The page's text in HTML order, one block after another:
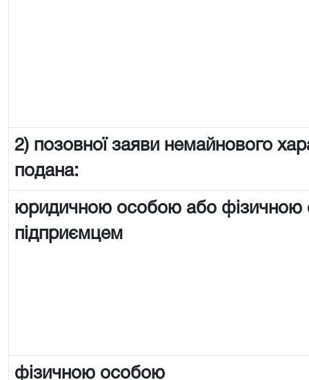
2) позовної заяви немайнового
подана:
юридичною особою або
підприємцем
фізичною особою